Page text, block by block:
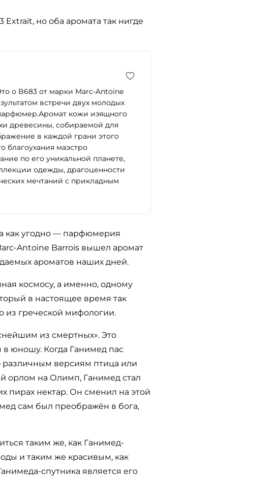
но оба аромата так нигде
о B683 от марки Marc-Antoine
встречи двух молодых
кожи изящного
древесины, собираемой для
в каждой грани этого
благоухания маэстро
по его уникальной планете,
одежды, драгоценности
мечтаний с прикладным
как угодно — парфюмерия
Antoine Barrois вышел аромат
ароматов наших дней.
космосу, а именно, одному
в настоящее время так
из греческой мифологии.
из смертных». Это
юношу. Когда Ганимед пас
различным версиям птица или
орлом на Олимп, Ганимед стал
пирах нектар. Он сменил на этой
сам был преображён в бога,
таким же, как Ганимед-
и таким же красивым, как
спутника является его